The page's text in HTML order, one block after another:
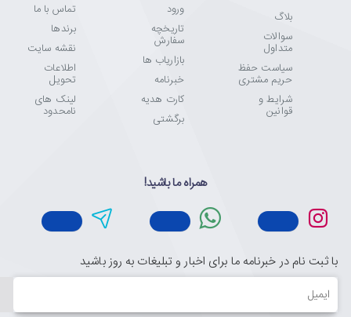
بلاگ
سوالات
متداول
سیاست حفظ
حریم مشتری
شرایط و
قوانین
ورود
تاریخچه
سفارش
بازاریاب ها
خبرنامه
کارت هدیه
برگشتی
تماس با ما
برندها
نقشه سایت
اطلاعات
تحویل
لینک های
نامحدود
همراه ما باشید!
با ثبت نام در خبرنامه ما برای اخبار و تبلیغات به روز باشید
ایمیل